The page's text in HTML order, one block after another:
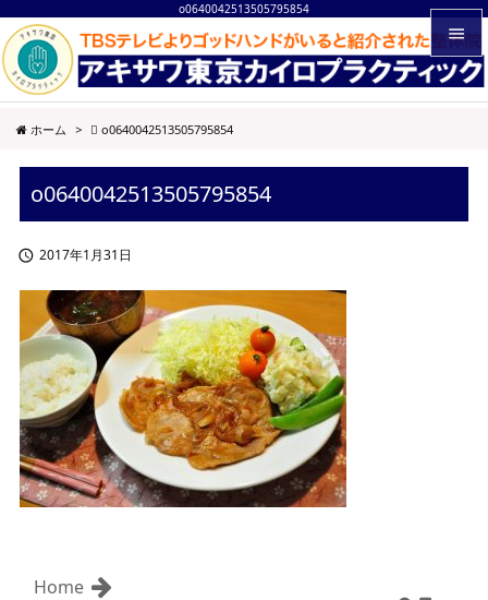
o0640042513505795854


メニュ
ホーム > o0640042513505795854
o0640042513505795854
 2017年1月31日
Home